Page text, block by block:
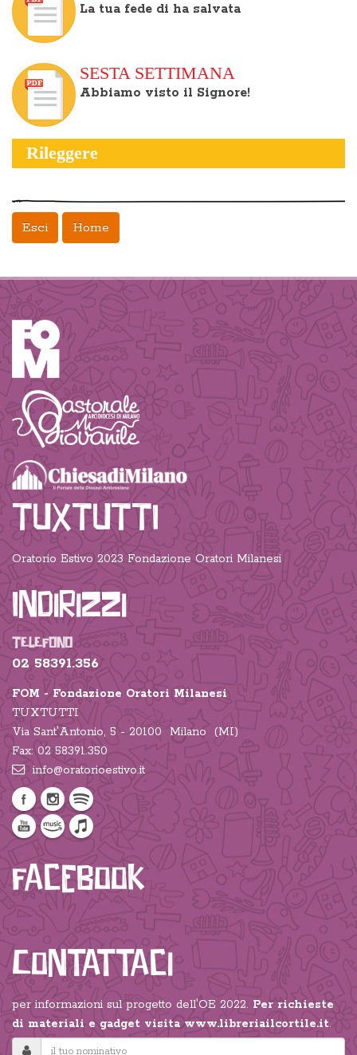
La tua fede di ha salvata
SESTA SETTIMANA
Abbiamo visto il Signore!
Rileggere
Esci Home
TUXTUTTI
Oratorio Estivo 2023 Fondazione Oratori Milanesi
Indirizzi
TELEFONO
02 58391.356
FOM - Fondazione Oratori Milanesi
TUXTUTTI
Via Sant'Antonio, 5 - 20100 Milano (MI)
Fax: 02 58391.350
info@oratorioestivo.it
Facebook
Contattaci
per informazioni sul progetto dell'OE 2022. Per richieste
di materiali e gadget visita www.libreriailcortile.it.